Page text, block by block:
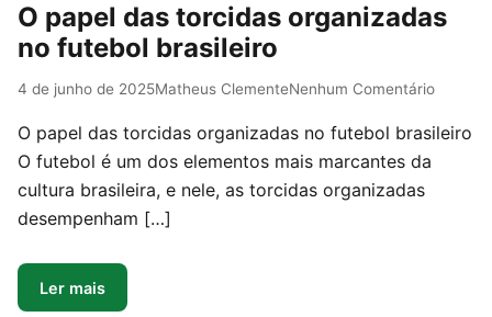
O papel das torcidas organizadas
no futebol brasileiro
4 de junho de 2025Matheus ClementeNenhum Comentário
O papel das torcidas organizadas no futebol brasileiro
O futebol é um dos elementos mais marcantes da
cultura brasileira, e nele, as torcidas organizadas
desempenham […]
Ler mais